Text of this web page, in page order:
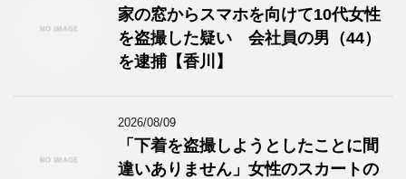
家の窓からスマホを向けて10代女性
を盗撮した疑い 会社員の男（44）
を逮捕【香川】
2026/08/09
「下着を盗撮しようとしたことに間
違いありません」女性のスカートの